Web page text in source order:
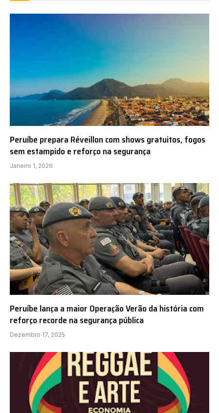
Peruíbe prepara Réveillon com shows gratuitos, fogos
sem estampido e reforço na segurança
Janeiro 1, 2026
Peruíbe lança a maior Operação Verão da história com
reforço recorde na segurança pública
Dezembro 17, 2025